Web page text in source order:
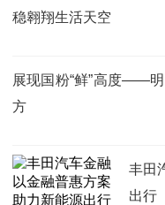
稳翱翔生活天空
展现国粉“鲜”高度——
方
丰田
出行